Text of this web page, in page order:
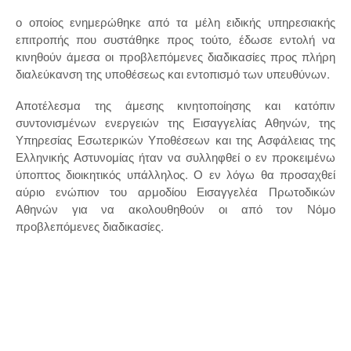
ο οποίος ενημερώθηκε από τα μέλη ειδικής υπηρεσιακής
επιτροπής που συστάθηκε προς τούτο, έδωσε εντολή να
κινηθούν άμεσα οι προβλεπόμενες διαδικασίες προς πλήρη
διαλεύκανση της υποθέσεως και εντοπισμό των υπευθύνων.
Αποτέλεσμα της άμεσης κινητοποίησης και κατόπιν
συντονισμένων ενεργειών της Εισαγγελίας Αθηνών, της
Υπηρεσίας Εσωτερικών Υποθέσεων και της Ασφάλειας της
Ελληνικής Αστυνομίας ήταν να συλληφθεί ο εν προκειμένω
ύποπτος διοικητικός υπάλληλος. Ο εν λόγω θα προσαχθεί
αύριο ενώπιον του αρμοδίου Εισαγγελέα Πρωτοδικών
Αθηνών για να ακολουθηθούν οι από τον Νόμο
προβλεπόμενες διαδικασίες.